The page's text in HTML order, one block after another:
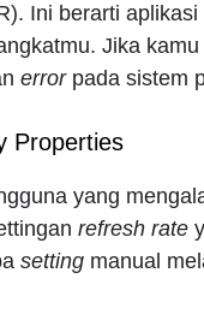
Ini berarti
Jika
errorpada sistem
Properties
yang
refresh rate
setting manual